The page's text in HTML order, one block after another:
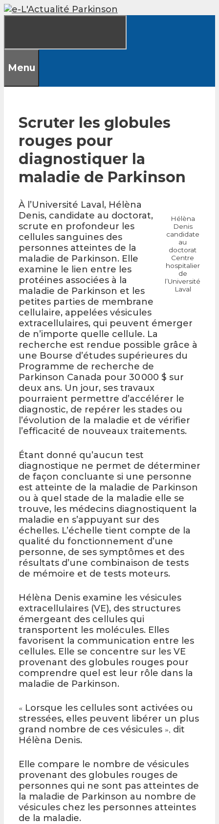
Skip
to
Menu
Scruter les globules
rouges pour
diagnostiquer la
maladie de Parkinson
Hélèna
Denis
candidate
au
doctorat
Centre
hospitalier
de
l’Université
Laval
À l’Université Laval, Hélèna
Denis, candidate au doctorat,
scrute en profondeur les
cellules sanguines des
personnes atteintes de la
maladie de Parkinson. Elle
examine le lien entre les
protéines associées à la
maladie de Parkinson et les
petites parties de membrane
cellulaire, appelées vésicules
extracellulaires, qui peuvent émerger
de n’importe quelle cellule. La
recherche est rendue possible grâce à
une Bourse d’études supérieures du
Programme de recherche de
Parkinson Canada pour 30 000 $ sur
deux ans. Un jour, ses travaux
pourraient permettre d’accélérer le
diagnostic, de repérer les stades ou
l’évolution de la maladie et de vérifier
l’efficacité de nouveaux traitements.
Étant donné qu’aucun test
diagnostique ne permet de déterminer
de façon concluante si une personne
est atteinte de la maladie de Parkinson
ou à quel stade de la maladie elle se
trouve, les médecins diagnostiquent la
maladie en s’appuyant sur des
échelles. L’échelle tient compte de la
qualité du fonctionnement d’une
personne, de ses symptômes et des
résultats d’une combinaison de tests
de mémoire et de tests moteurs.
Hélèna Denis examine les vésicules
extracellulaires (VE), des structures
émergeant des cellules qui
transportent les molécules. Elles
favorisent la communication entre les
cellules. Elle se concentre sur les VE
provenant des globules rouges pour
comprendre quel est leur rôle dans la
maladie de Parkinson.
« Lorsque les cellules sont activées ou
stressées, elles peuvent libérer un plus
grand nombre de ces vésicules », dit
Hélèna Denis.
Elle compare le nombre de vésicules
provenant des globules rouges de
personnes qui ne sont pas atteintes de
la maladie de Parkinson au nombre de
vésicules chez les personnes atteintes
de la maladie.